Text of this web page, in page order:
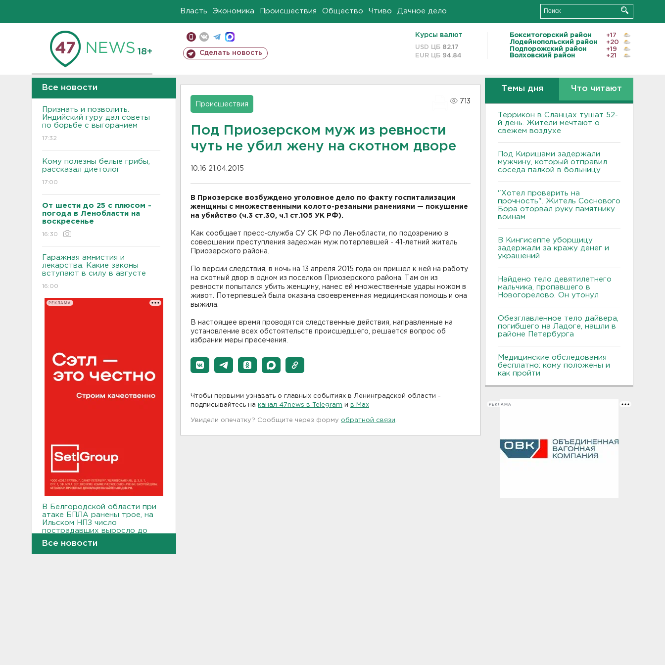
Власть Экономика Происшествия Общество Чтиво Дачное дело
18+ Сделать новость
Курсы валют
USD ЦБ 82.17
EUR ЦБ 94.84
Бокситогорский район
+17
Лодейнопольский район
+20
Подпорожский район
+19
Волховский район
+21
Все новости
Признать и позволить.
Индийский гуру дал советы
по борьбе с выгоранием
17:32
Кому полезны белые грибы,
рассказал диетолог
17:00
От шести до 25 с плюсом -
погода в Ленобласти на
воскресенье
16:30
Гаражная амнистия и
лекарства. Какие законы
вступают в силу в августе
16:00
РЕКЛАМА
В Белгородской области при
атаке БПЛА ранены трое, на
Ильском НПЗ число
пострадавших выросло до
шести
Все новости
Происшествия
713
Под Приозерском муж из ревности
чуть не убил жену на скотном дворе
10:16 21.04.2015
В Приозерске возбуждено уголовное дело по факту госпитализации
женщины с множественными колото-резаными ранениями — покушение
на убийство (ч.3 ст.30, ч.1 ст.105 УК РФ).
Как сообщает пресс-служба СУ СК РФ по Ленобласти, по подозрению в
совершении преступления задержан муж потерпевшей - 41-летний житель
Приозерского района.
По версии следствия, в ночь на 13 апреля 2015 года он пришел к ней на работу
на скотный двор в одном из поселков Приозерского района. Там он из
ревности попытался убить женщину, нанес ей множественные удары ножом в
живот. Потерпевшей была оказана своевременная медицинская помощь и она
выжила.
В настоящее время проводятся следственные действия, направленные на
установление всех обстоятельств происшедшего, решается вопрос об
избрании меры пресечения.
Чтобы первыми узнавать о главных событиях в Ленинградской области -
подписывайтесь на канал 47news в Telegram и в Maх
Увидели опечатку? Сообщите через форму обратной связи
Темы дня Что читают
Террикон в Сланцах тушат 52-
й день. Жители мечтают о
свежем воздухе
Под Киришами задержали
мужчину, который отправил
соседа палкой в больницу
"Хотел проверить на
прочность". Житель Соснового
Бора оторвал руку памятнику
воинам
В Кингисеппе уборщицу
задержали за кражу денег и
украшений
Найдено тело девятилетнего
мальчика, пропавшего в
Новогорелово. Он утонул
Обезглавленное тело дайвера,
погибшего на Ладоге, нашли в
районе Петербурга
Медицинские обследования
бесплатно: кому положены и
как пройти
РЕКЛАМА